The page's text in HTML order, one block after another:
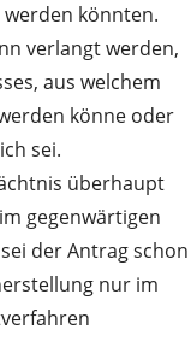
könnten.
verlangt werden,
aus welchem
könne oder
sei.
überhaupt
gegenwärtigen
der Antrag schon
nur im